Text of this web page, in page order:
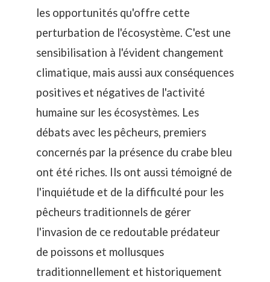
les opportunités qu'offre cette
perturbation de l'écosystème. C'est une
sensibilisation à l'évident changement
climatique, mais aussi aux conséquences
positives et négatives de l'activité
humaine sur les écosystèmes. Les
débats avec les pêcheurs, premiers
concernés par la présence du crabe bleu
ont été riches. Ils ont aussi témoigné de
l'inquiétude et de la difficulté pour les
pêcheurs traditionnels de gérer
l'invasion de ce redoutable prédateur
de poissons et mollusques
traditionnellement et historiquement